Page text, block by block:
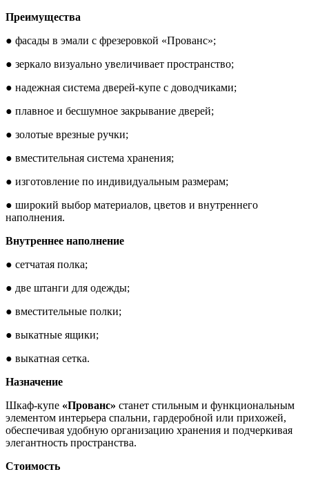
Преимущества
● фасады в эмали с фрезеровкой «Прованс»;
● зеркало визуально увеличивает пространство;
● надежная система дверей-купе с доводчиками;
● плавное и бесшумное закрывание дверей;
● золотые врезные ручки;
● вместительная система хранения;
● изготовление по индивидуальным размерам;
● широкий выбор материалов, цветов и внутреннего
наполнения.
Внутреннее наполнение
● сетчатая полка;
● две штанги для одежды;
● вместительные полки;
● выкатные ящики;
● выкатная сетка.
Назначение
Шкаф-купе «Прованс» станет стильным и функциональным
элементом интерьера спальни, гардеробной или прихожей,
обеспечивая удобную организацию хранения и подчеркивая
элегантность пространства.
Стоимость